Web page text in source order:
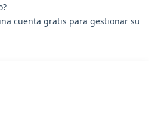
cuenta gratis para gestionar su